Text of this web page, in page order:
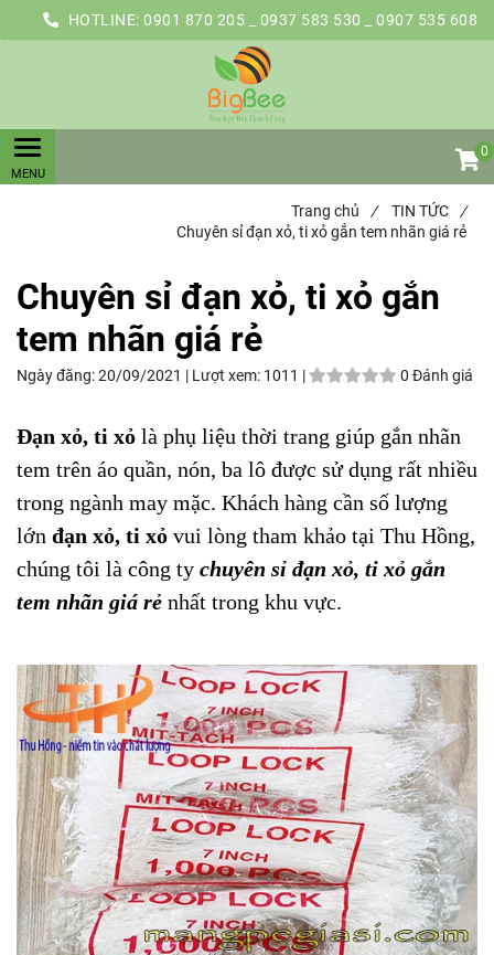
HOTLINE: 0901 870 205 _ 0937 583 530 _ 0907 535 608
0
Trang chủ / TIN TỨC
/
Chuyên sỉ đạn xỏ, ti xỏ gắn tem nhãn giá rẻ
Chuyên sỉ đạn xỏ, ti xỏ gắn
tem nhãn giá rẻ
Ngày đăng:20/09/2021 | Lượt xem: 1011 | 0 Đánh giá
Đạn xỏ, ti xỏ là phụ liệu thời trang giúp gắn nhãn
tem trên áo quần, nón, ba lô được sử dụng rất nhiều
trong ngành may mặc. Khách hàng cần số lượng
lớn đạn xỏ, ti xỏ vui lòng tham khảo tại Thu Hồng,
chúng tôi là công ty chuyên sỉ đạn xỏ, ti xỏ gắn
tem nhãn giá rẻ nhất trong khu vực.